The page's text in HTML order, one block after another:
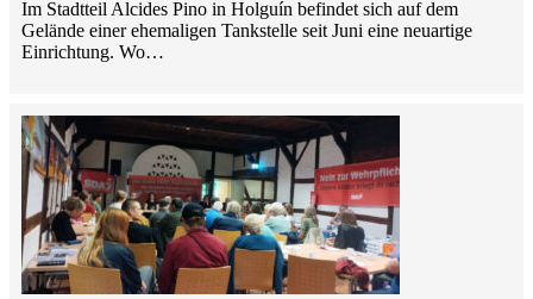
Im Stadtteil Alcides Pino in Holguín befindet sich auf dem
Gelände einer ehemaligen Tankstelle seit Juni eine neuartige
Einrichtung. Wo…